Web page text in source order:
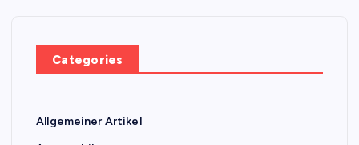
Categories
Allgemeiner Artikel